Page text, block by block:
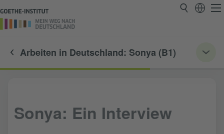
Arbeiten in Deutschland: Sonya (B1)
Sonya: Ein Interview